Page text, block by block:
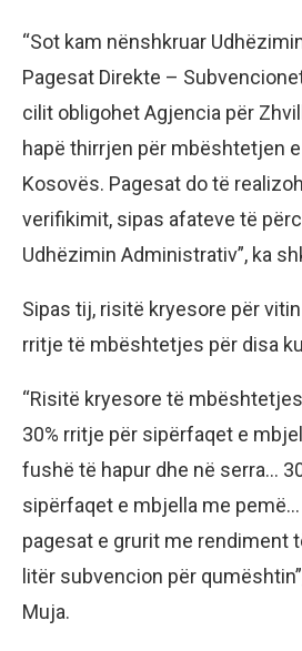
“Sot kam nënshkruar
Pagesat Direkte –
cilit obligohet Agjencia për
hapë thirrjen për mbështetjen
Kosovës. Pagesat do të
verifikimit, sipas afateve të
Udhëzimin Administrativ”, ka
Sipas tij, risitë kryesore për
rritje të mbështetjes për disa
“Risitë kryesore të
30% rritje për sipërfaqet e
fushë të hapur dhe në serra…
sipërfaqet e mbjella me
pagesat e grurit me rendiment
litër subvencion për
Muja.